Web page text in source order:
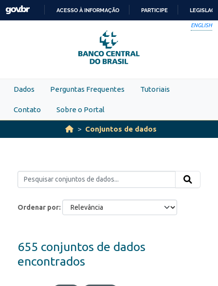
Skip to main content
PARA
O
CONTEÚDO
ACESSO À INFORMAÇÃO PARTICIPE
ENGLISH
Dados Perguntas Frequentes Tutoriais
Contato Sobre o Portal
Conjuntos de dados
Ordenar por
655 conjuntos de dados
encontrados